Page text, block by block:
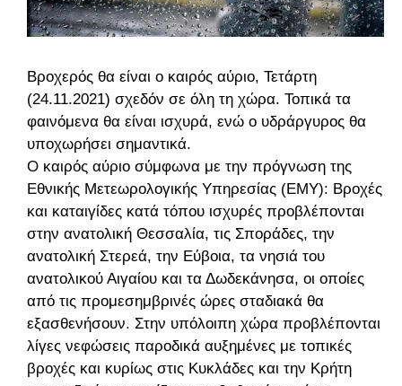
Βροχερός θα είναι ο καιρός αύριο, Τετάρτη
(24.11.2021) σχεδόν σε όλη τη χώρα. Τοπικά τα
φαινόμενα θα είναι ισχυρά, ενώ ο υδράργυρος θα
υποχωρήσει σημαντικά.
Ο καιρός αύριο σύμφωνα με την πρόγνωση της
Εθνικής Μετεωρολογικής Υπηρεσίας (ΕΜΥ): Βροχές
και καταιγίδες κατά τόπου ισχυρές προβλέπονται
στην ανατολική Θεσσαλία, τις Σποράδες, την
ανατολική Στερεά, την Εύβοια, τα νησιά του
ανατολικού Αιγαίου και τα Δωδεκάνησα, οι οποίες
από τις προμεσημβρινές ώρες σταδιακά θα
εξασθενήσουν. Στην υπόλοιπη χώρα προβλέπονται
λίγες νεφώσεις παροδικά αυξημένες με τοπικές
βροχές και κυρίως στις Κυκλάδες και την Κρήτη